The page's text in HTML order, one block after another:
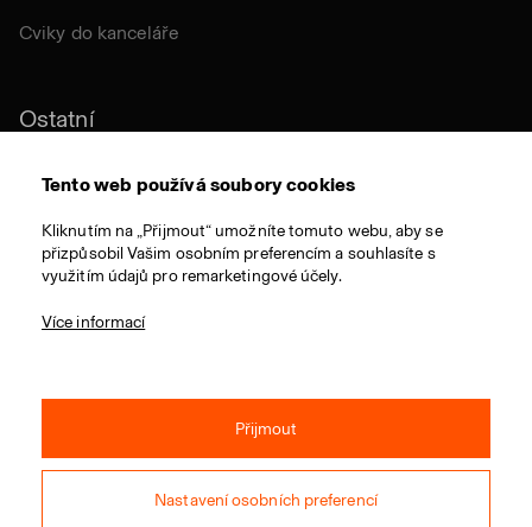
Cviky do kanceláře
Ostatní
Látky a materiály
Tento web používá soubory cookies
Kliknutím na „Přijmout“ umožníte tomuto webu, aby se
přizpůsobil Vašim osobním preferencím a souhlasíte s
využitím údajů pro remarketingové účely.
Více informací
Přijmout
Nastavení osobních preferencí